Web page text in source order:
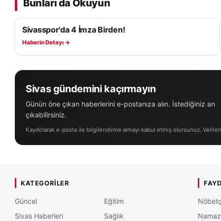
Sivas spor
altındaki içerikler
Kritik mücadelede
doğrudan
Bunları da Okuyun
SIVASSPOR HABERLERI
Sivasspor'da 4 İmza Birden!
Haberin Detayı →
Sivas gündemini kaçırmayın
Günün öne çıkan haberlerini e-postanıza alın. İstediğiniz an
çıkabilirsiniz.
Kaydolarak e-posta ile bilgilendirme almayı kabul etmiş olursunuz.
KATEGORILER
Güncel
Sivas Haberleri
Eğitim
Sağlık